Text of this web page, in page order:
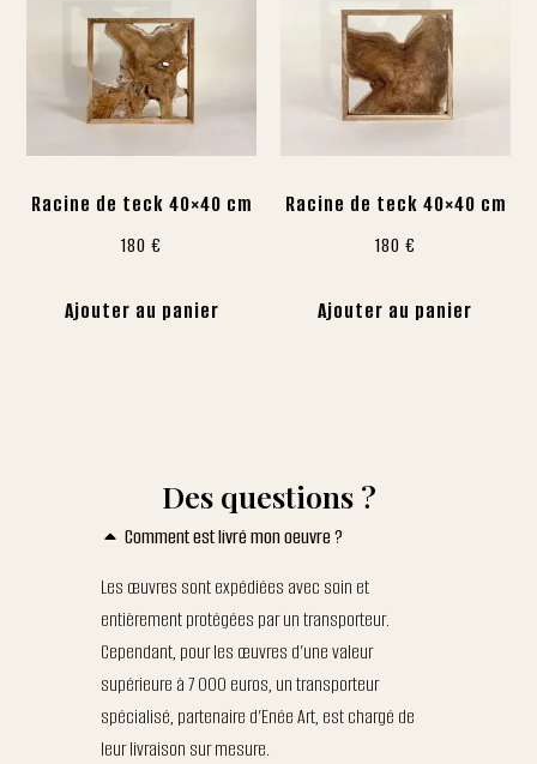
Racine de teck 40×40 cm
180€
Ajouter au panier
Racine de teck 40×40 cm
180 €
Ajouter au panier
Des questions ?
Comment est livré mon oeuvre ?
Les œuvres sont expédiées avec soin et
entièrement protégées par un transporteur.
Cependant, pour les œuvres d’une valeur
supérieure à 7 000 euros, un transporteur
spécialisé, partenaire d’Enée Art, est chargé de
leur livraison sur mesure.